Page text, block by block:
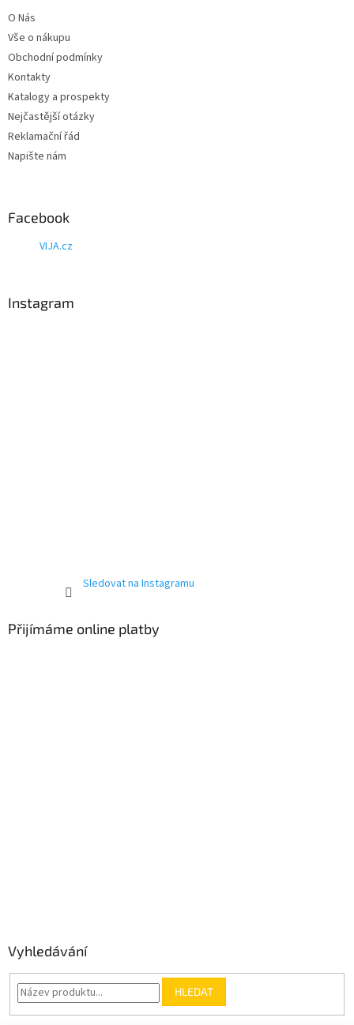
O Nás
Vše o nákupu
Obchodní podmínky
Kontakty
Katalogy a prospekty
Nejčastější otázky
Reklamační řád
Napište nám
Facebook
VIJA.cz
Instagram
Sledovat na Instagramu
Přijímáme online platby
Vyhledávání
HLEDAT